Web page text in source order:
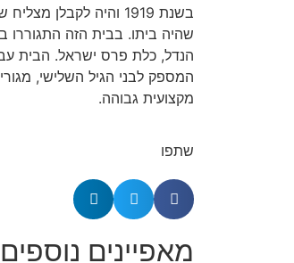
בשנת 1919 והיה
שהיה ביתו. בבית הזה התגוררו
הנדל, כלת פרס ישראל. הבית
המספק לבני הגיל השלישי,
מקצועית גבוהה.
שתפו
מאפיינים נוספים